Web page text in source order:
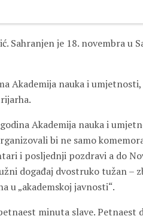
Sahranjen je 18. novembra u
Akademija nauka i
Akademija nauka i
bi ne samo
i posljednji pozdravi a do
događaj dvostruko tužan –
u „akademskoj javnosti“.
minuta slave. Petnaest